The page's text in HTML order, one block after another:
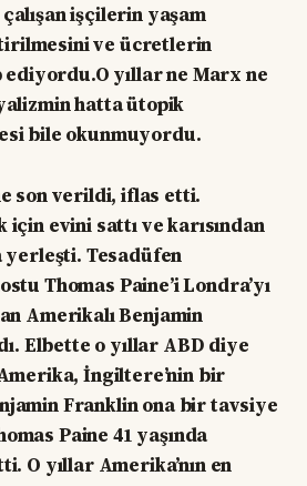
işçilerin yaşam
ve ücretlerin
ediyordu.O yıllar ne Marx ne
hatta ütopik
bile okunmuyordu.
son verildi, iflas etti.
için evini sattı ve karısından
yerleşti. Tesadüfen
Thomas Paine’i Londra’yı
Amerikalı Benjamin
Elbette o yıllar ABD diye
İngiltere’nin bir
Franklin ona bir tavsiye
Paine 41 yaşında
O yıllar Amerika’nın en